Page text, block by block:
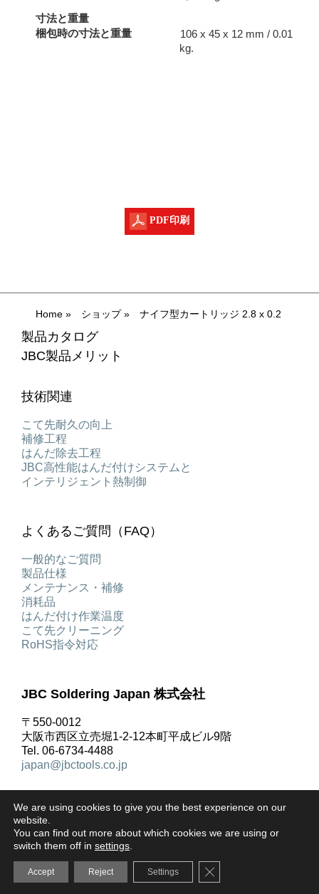
寸法と重量
梱包時の寸法と重量
106 x 45 x 12 mm / 0.01
kg.
PDF印刷
Home» ショップ» ナイフ型カートリッジ 2.8 x 0.2
製品カタログ
JBC製品メリット
技術関連
こて先耐久の向上
補修工程
はんだ除去工程
JBC高性能はんだ付けシステムと
インテリジェント熱制御
よくあるご質問（FAQ）
一般的なご質問
製品仕様
メンテナンス・補修
消耗品
はんだ付け作業温度
こて先クリーニング
RoHS指令対応
JBC Soldering Japan 株式会社
〒550-0012
大阪市西区立売堀1-2-12本町平成ビル9階
Tel. 06-6734-4488
japan@jbctools.co.jp
著作権 © JBC Soldering S.L. |
ライバシーポリシー|ご利用規約|クッキーポリシー
お問合せ
We are using cookies to give you the best experience on our
website.
You can find out more about which cookies we are using or
switch them off in settings
Accept Reject Settings Close GDPR Cookie